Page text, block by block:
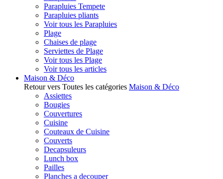
Parapluies Tempete
Parapluies pliants
Voir tous les Parapluies
Plage
Chaises de plage
Serviettes de Plage
Voir tous les Plage
Voir tous les articles
Maison & Déco
Retour vers Toutes les catégories Maison & Déco
Assiettes
Bougies
Couvertures
Cuisine
Couteaux de Cuisine
Couverts
Decapsuleurs
Lunch box
Pailles
Planches a decouper